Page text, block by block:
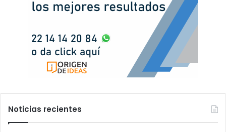
Noticias recientes